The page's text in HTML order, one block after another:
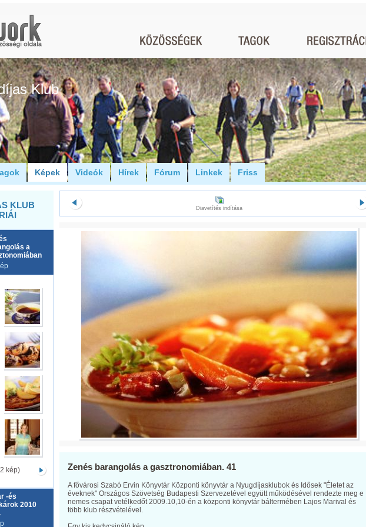
Klub
Képek Videók Hírek Fórum Linkek Friss
KLUB
a
kép)
-és
2010
Diavetítés indítása
Zenés barangolás a gasztronomiában. 41
A fővárosi Szabó Ervin Könyvtár Központi könyvtár a Nyugdíjasklubok és Idősek "Életet az
éveknek" Országos Szövetség Budapesti Szervezetével együtt működésével rendezte meg e
nemes csapat vetélkedőt 2009.10,10-én a központi könyvtár báltermében Lajos Marival és
több klub részvételével.